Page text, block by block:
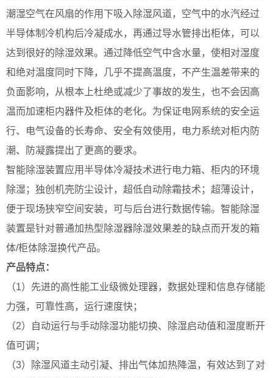
潮湿空气在风扇的作用下吸入除湿风道，空气中的水汽经过
半导体制冷机构后冷凝成水，再通过导水管排出柜体，可以
达到很好的除湿效果。通过降低空气中含水量，使相对湿度
和绝对温度同时下降，几乎不提高温度，不产生温差带来的
负面影响，从根本上杜绝或减少了事故的发生，也不会因高
温而加速柜内器件及柜体的老化。为保证电网系统的安全运
行、电气设备的长寿命、安全有效使用，电力系统对柜内防
潮、防凝露提出了更高的要求。
智能除湿装置应用半导体冷凝技术进行电力箱、柜内的环境
除湿；独创机壳防尘设计，超低自动除霜技术；超薄设计，
便于现场狭窄空间安装，可与后台进行数据传输。智能除湿
装置是针对普通加热型除湿器除湿效果差的缺点而开发的箱
体/柜体除湿换代产品。
产品特点：
（1）先进的高性能工业级微处理器，数据处理和信息存储能
力强，可靠性高，运行速度快；
（2）自动运行与手动除湿功能切换、除湿启动值和湿度断开
值可调；
（3）除湿风道主动引凝、排出气体加热降温，有效达到了对